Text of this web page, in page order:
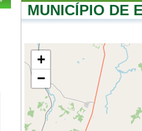
MUNICÍPIO DE
+
−